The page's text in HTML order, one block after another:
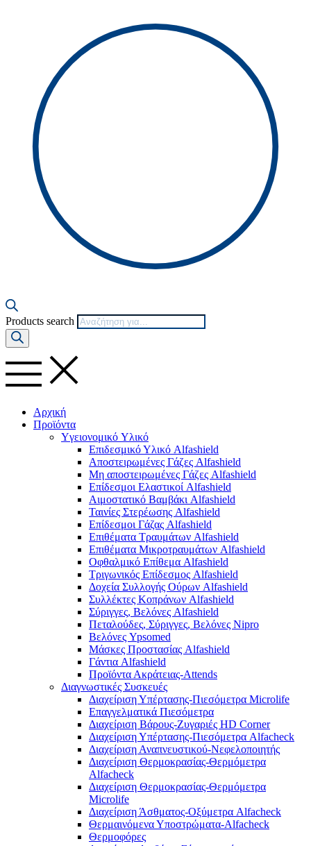
Products search
Αρχική
Προϊόντα
Yγειονομικό Yλικό
Επιδεσμικό Υλικό Alfashield
Αποστειρωμένες Γάζες Alfashield
Μη αποστειρωμένες Γάζες Alfashield
Επίδεσμοι Ελαστικοί Alfashield
Αιμοστατικό Βαμβάκι Alfashield
Ταινίες Στερέωσης Alfashield
Επίδεσμοι Γάζας Alfashield
Επιθέματα Τραυμάτων Alfashield
Επιθέματα Μικροτραυμάτων Alfashield
Οφθαλμικό Eπίθεμα Alfashield
Τριγωνικός Επίδεσμος Alfashield
Δοχεία Συλλογής Ούρων Alfashield
Συλλέκτες Κοπράνων Alfashield
Σύριγγες, Βελόνες Alfashield
Πεταλούδες, Σύριγγες, Βελόνες Nipro
Βελόνες Ypsomed
Μάσκες Προστασίας Alfashield
Γάντια Alfashield
Προϊόντα Ακράτειας-Attends
Διαγνωστικές Συσκευές
Διαχείριση Υπέρτασης-Πιεσόμετρα Microlife
Επαγγελματικά Πιεσόμετρα
Διαχείριση Βάρους-Ζυγαριές HD Corner
Διαχείριση Υπέρτασης-Πιεσόμετρα Alfacheck
Διαχείριση Αναπνευστικού-Νεφελοποιητής
Διαχείριση Θερμοκρασίας-Θερμόμετρα
Alfacheck
Διαχείριση Θερμοκρασίας-Θερμόμετρα
Microlife
Διαχείριση Άσθματος-Οξύμετρα Alfacheck
Θερμαινόμενα Υποστρώματα-Alfacheck
Θερμοφόρες